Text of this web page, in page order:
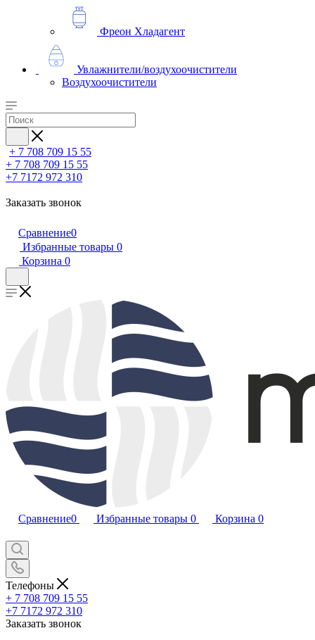
Фреон Хладагент
Увлажнители/воздухоочистители
Воздухоочистители
+ 7 708 709 15 55
+ 7 708 709 15 55
+7 7172 972 310
Заказать звонок
Сравнение0
Избранные товары 0
Корзина 0
Сравнение0 Избранные товары 0 Корзина 0
Телефоны
+ 7 708 709 15 55
+7 7172 972 310
Заказать звонок